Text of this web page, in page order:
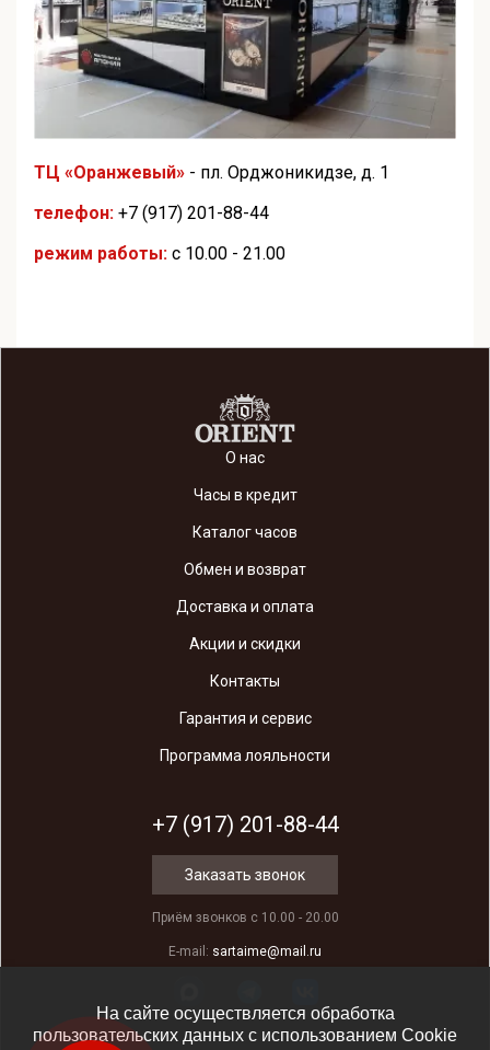
ТЦ «Оранжевый» - пл. Орджоникидзе, д. 1
телефон: +7 (917) 201-88-44
режим работы: с 10.00 - 21.00
О нас
Часы в кредит
Каталог часов
Обмен и возврат
Доставка и оплата
Акции и скидки
Контакты
Гарантия и сервис
Программа лояльности
+7 (917) 201-88-44
Заказать звонок
Приём звонков с 10.00 - 20.00
E-mail: sartaime@mail.ru
На сайте осуществляется обработка
пользовательских данных с использованием Cookie